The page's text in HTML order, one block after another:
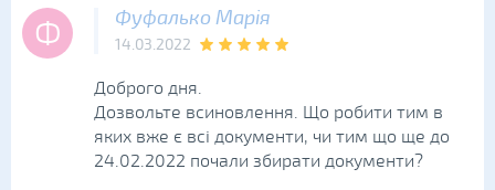
Ф Фуфалько Марія
14.03.2022
Доброго дня.
Дозвольте всиновлення. Що робити тим в
яких вже є всі документи, чи тим що ще до
24.02.2022 почали збирати документи?